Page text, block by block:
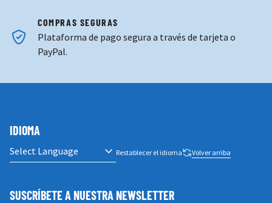
COMPRAS SEGURAS
Plataforma de pago segura a través de tarjeta o
PayPal.
IDIOMA
Restablecer el idioma Volver arriba
SUSCRÍBETE A NUESTRA NEWSLETTER